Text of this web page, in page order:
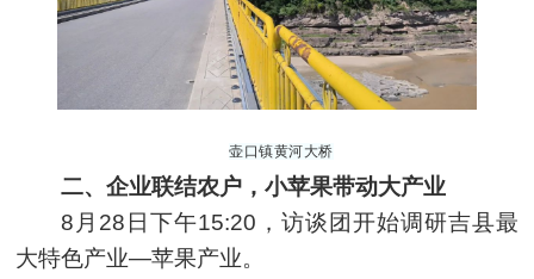
壶口镇黄河大桥
二、企业联结农户，小苹果带动大产业
8月28日下午15:20，访谈团开始调研吉县最
大特色产业—苹果产业。